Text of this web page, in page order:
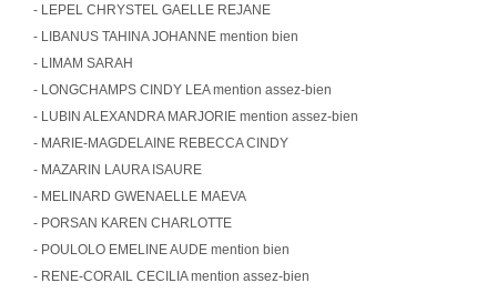
- LEPEL CHRYSTEL GAELLE REJANE
- LIBANUS TAHINA JOHANNE mention bien
- LIMAM SARAH
- LONGCHAMPS CINDY LEA mention assez-bien
- LUBIN ALEXANDRA MARJORIE mention assez-bien
- MARIE-MAGDELAINE REBECCA CINDY
- MAZARIN LAURA ISAURE
- MELINARD GWENAELLE MAEVA
- PORSAN KAREN CHARLOTTE
- POULOLO EMELINE AUDE mention bien
- RENE-CORAIL CECILIA mention assez-bien